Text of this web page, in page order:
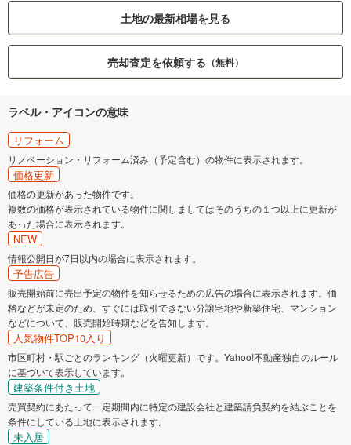
土地の最新相場を見る
売却査定を依頼する （無料）
ラベル・アイコンの意味
リフォーム
リノベーション・リフォーム済み（予定含む）の物件に表示されます。
価格更新
価格の更新があった物件です。
複数の価格が表示されている物件に関しましてはそのうちの１つ以上に更新が
あった場合に表示されます。
NEW
情報公開日が7日以内の場合に表示されます。
予告広告
販売開始前に売出予定の物件を知らせるための広告の場合に表示されます。価
格などが未定のため、すぐには取引できない分譲宅地や新築住宅、マンション
などについて、販売開始時期などを告知します。
人気物件TOP10入り
市区町村・駅ごとのランキング（火曜更新）です。Yahoo!不動産独自のルール
に基づいて表示しています。
建築条件付き土地
売買契約にあたって一定期間内に特定の建設会社と建築請負契約を結ぶことを
条件にしている土地に表示されます。
未入居